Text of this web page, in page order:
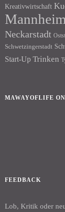
Kreativwirtschaft
Mannheim
Neckarstadt
Schwetzingerstadt
Start-Up Trinken
MAWAYOFLIFE
FEEDBACK
Lob, Kritik oder